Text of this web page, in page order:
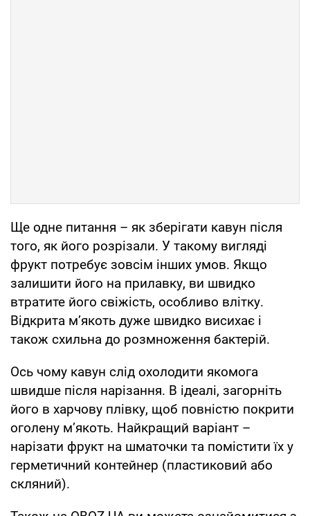
Ще одне питання – як зберігати кавун після
того, як його розрізали. У такому вигляді
фрукт потребує зовсім інших умов. Якщо
залишити його на прилавку, ви швидко
втратите його свіжість, особливо влітку.
Відкрита м’якоть дуже швидко висихає і
також схильна до розмноження бактерій.
Ось чому кавун слід охолодити якомога
швидше після нарізання. В ідеалі, загорніть
його в харчову плівку, щоб повністю покрити
оголену м’якоть. Найкращий варіант –
нарізати фрукт на шматочки та помістити їх у
герметичний контейнер (пластиковий або
скляний).